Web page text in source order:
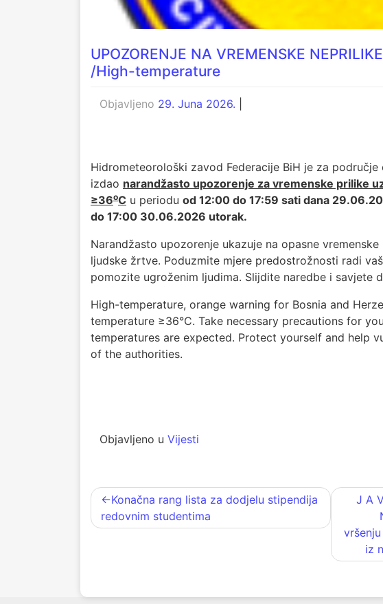
UPOZORENJE NA VREMENSKE
/High-temperature
Objavljeno 29. Juna 2026.
Hidrometeorološki zavod Federacije BiH je za
izdao narandžasto upozorenje za vremenske prilike
≥36oC u periodu od 12:00 do 17:59 sati dana
do 17:00 30.06.2026 utorak.
Narandžasto upozorenje ukazuje na opasne
ljudske žrtve. Poduzmite mjere predostrožnosti radi
pomozite ugroženim ljudima. Slijdite naredbe i savjete
High-temperature, orange warning for Bosnia and
temperature ≥36°C. Take necessary precautions for
temperatures are expected. Protect yourself and help
of the authorities.
Objavljeno u Vijesti
Navigacija
članaka
Konačna rang lista za dodjelu stipendija
redovnim studentima
J A
iz